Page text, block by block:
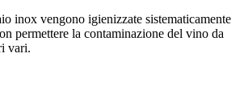
inox vengono igienizzate sistematicamente
permettere la contaminazione del vino da
vari.